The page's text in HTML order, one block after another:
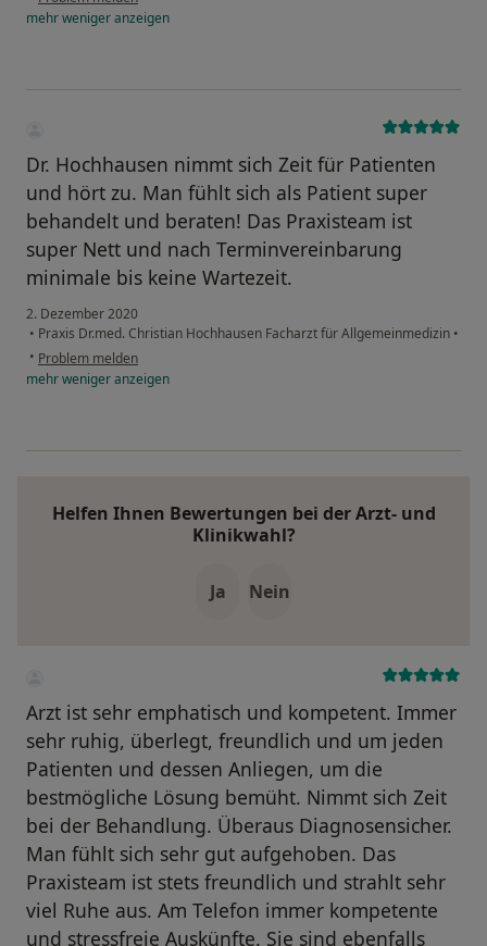
mehrwenigeranzeigen
Dr. Hochhausen nimmt sich Zeit für Patienten
und hört zu. Man fühlt sich als Patient super
behandelt und beraten! Das Praxisteam ist
super Nett und nach Terminvereinbarung
minimale bis keine Wartezeit.
2. Dezember 2020
• Praxis Dr.med. Christian Hochhausen Facharzt für Allgemeinmedizin •
• Problem melden
mehrwenigeranzeigen
Helfen Ihnen Bewertungen bei der Arzt- und
Klinikwahl?
Ja Nein
Arzt ist sehr emphatisch und kompetent. Immer
sehr ruhig, überlegt, freundlich und um jeden
Patienten und dessen Anliegen, um die
bestmögliche Lösung bemüht. Nimmt sich Zeit
bei der Behandlung. Überaus Diagnosensicher.
Man fühlt sich sehr gut aufgehoben. Das
Praxisteam ist stets freundlich und strahlt sehr
viel Ruhe aus. Am Telefon immer kompetente
und stressfreie Auskünfte. Sie sind ebenfalls